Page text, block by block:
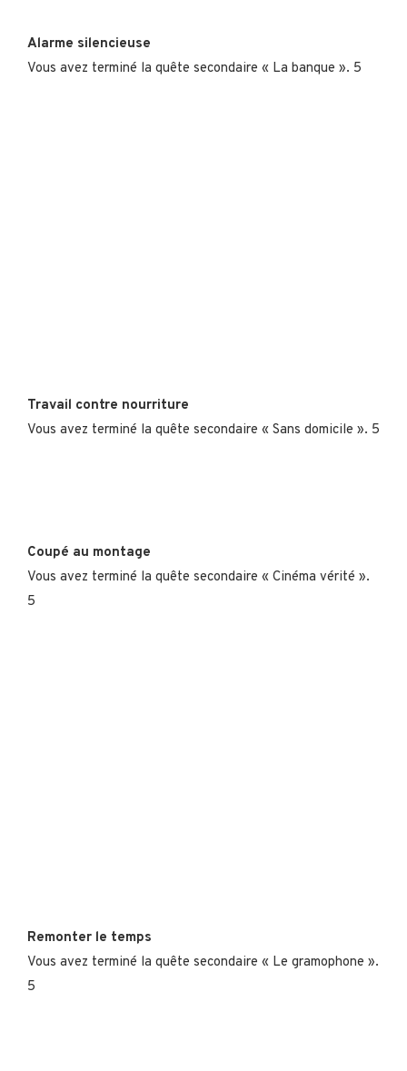
Alarme silencieuse
Vous avez terminé la quête secondaire « La banque ». 5
Travail contre nourriture
Vous avez terminé la quête secondaire « Sans domicile ». 5
Coupé au montage
Vous avez terminé la quête secondaire « Cinéma vérité ».
5
Remonter le temps
Vous avez terminé la quête secondaire « Le gramophone ».
5